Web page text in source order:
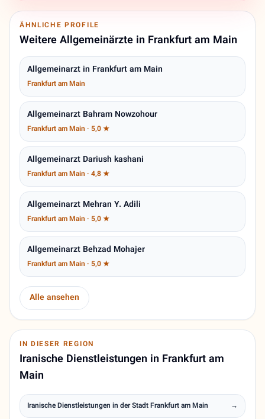
ÄHNLICHE PROFILE
Weitere Allgemeinärzte in Frankfurt am Main
Allgemeinarzt in Frankfurt am Main
Frankfurt am Main
Allgemeinarzt Bahram Nowzohour
Frankfurt am Main · 5,0 ★
Allgemeinarzt Dariush kashani
Frankfurt am Main · 4,8 ★
Allgemeinarzt Mehran Y. Adili
Frankfurt am Main · 5,0 ★
Allgemeinarzt Behzad Mohajer
Frankfurt am Main · 5,0 ★
Alle ansehen
IN DIESER REGION
Iranische Dienstleistungen in Frankfurt am
Main
Iranische Dienstleistungen in der Stadt Frankfurt am Main →